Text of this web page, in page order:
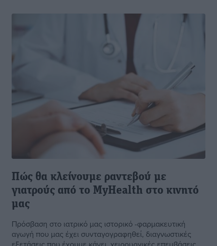
Πώς θα κλείνουμε ραντεβού με
γιατρούς από το MyHealth στο κινητό
μας
Πρόσβαση στο ιατρικό μας ιστορικό -φαρμακευτική
αγωγή που μας έχει συνταγογραφηθεί, διαγνωστικές